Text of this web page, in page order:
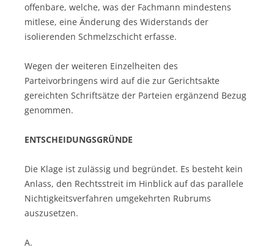
offenbare, welche, was der Fachmann mindestens
mitlese, eine Änderung des Widerstands der
isolierenden Schmelzschicht erfasse.
Wegen der weiteren Einzelheiten des
Parteivorbringens wird auf die zur Gerichtsakte
gereichten Schriftsätze der Parteien ergänzend Bezug
genommen.
ENTSCHEIDUNGSGRÜNDE
Die Klage ist zulässig und begründet. Es besteht kein
Anlass, den Rechtsstreit im Hinblick auf das parallele
Nichtigkeitsverfahren umgekehrten Rubrums
auszusetzen.
A.